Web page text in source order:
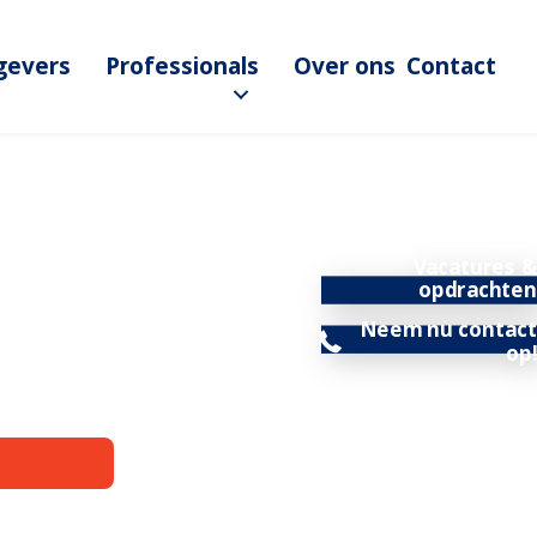
Professionals Over ons Contact
opdrachten
Neem nu contact
op!